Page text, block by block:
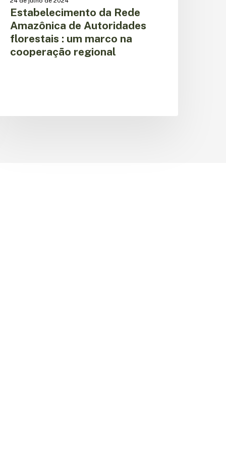
Estabelecimento da Rede
Amazônica de Autoridades
florestais : um marco na
cooperação regional